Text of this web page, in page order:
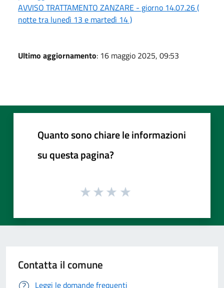
AVVISO TRATTAMENTO ZANZARE - giorno 14.07.26 (
notte tra lunedì 13 e martedì 14 )
Ultimo aggiornamento: 16 maggio 2025, 09:53
Quanto sono chiare le informazioni
su questa pagina?
Contatta il comune
Leggi le domande frequenti